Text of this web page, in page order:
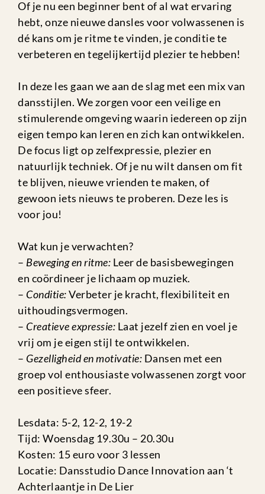
Of je nu een beginner bent of al wat ervaring
hebt, onze nieuwe dansles voor volwassenen is
dé kans om je ritme te vinden, je conditie te
verbeteren en tegelijkertijd plezier te hebben!
In deze les gaan we aan de slag met een mix van
dansstijlen. We zorgen voor een veilige en
stimulerende omgeving waarin iedereen op zijn
eigen tempo kan leren en zich kan ontwikkelen.
De focus ligt op zelfexpressie, plezier en
natuurlijk techniek. Of je nu wilt dansen om fit
te blijven, nieuwe vrienden te maken, of
gewoon iets nieuws te proberen. Deze les is
voor jou!
Wat kun je verwachten?
– Beweging en ritme: Leer de basisbewegingen
en coördineer je lichaam op muziek.
– Conditie:Verbeter je kracht, flexibiliteit en
uithoudingsvermogen.
– Creatieve expressie: Laat jezelf zien en voel je
vrij om je eigen stijl te ontwikkelen.
– Gezelligheid en motivatie: Dansen met een
groep vol enthousiaste volwassenen zorgt voor
een positieve sfeer.
Lesdata: 5-2, 12-2, 19-2
Tijd: Woensdag 19.30u – 20.30u
Kosten: 15 euro voor 3 lessen
Locatie: Dansstudio Dance Innovation aan ‘t
Achterlaantje in De Lier